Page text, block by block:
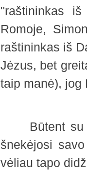
"raštininkas
Romoje,
raštininkas iš
Jėzus, bet
taip manė),
Būtent su
šnekėjosi
vėliau tapo